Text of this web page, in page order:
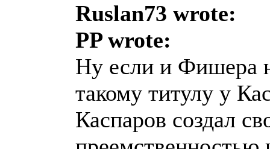
Ruslan73 wrote:
PP wrote:
Ну если и Фишера
такому титулу у
Каспаров создал